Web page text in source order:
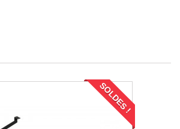
SOLDES !